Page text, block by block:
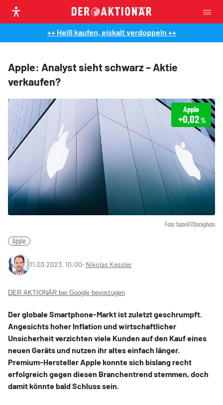
++ Heiß kaufen, eiskalt verdoppeln ++
Apple: Analyst sieht schwarz – Aktie
verkaufen?
Foto: fazon1/iStockphoto
Apple
+0,02%
Apple
11.03.2023, 10:00‧ Nikolas Kessler
DER AKTIONÄR bei Google bevorzugen
Der globale Smartphone-Markt ist zuletzt geschrumpft.
Angesichts hoher Inflation und wirtschaftlicher
Unsicherheit verzichten viele Kunden auf den Kauf eines
neuen Geräts und nutzen ihr altes einfach länger.
Premium-Hersteller Apple konnte sich bislang recht
erfolgreich gegen diesen Branchentrend stemmen, doch
damit könnte bald Schluss sein.